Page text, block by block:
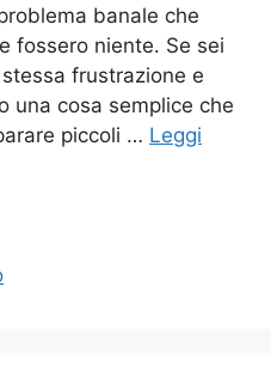
banale che
fossero niente. Se sei
frustrazione e
una cosa semplice che
piccoli … Leggi